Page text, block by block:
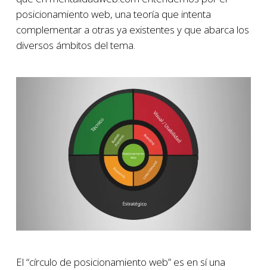
posicionamiento web, una teoría que intenta
complementar a otras ya existentes y que abarca los
diversos ámbitos del tema.
El “círculo de posicionamiento web” es en sí una